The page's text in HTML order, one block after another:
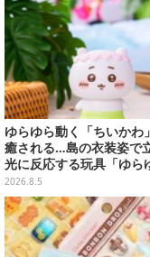
ゆらゆら動く「ちいかわ
癒される…島の衣装姿で
光に反応する玩具「ゆら
ラー」全8種が全国アミュ
ント施設にて展開
2026.8.5